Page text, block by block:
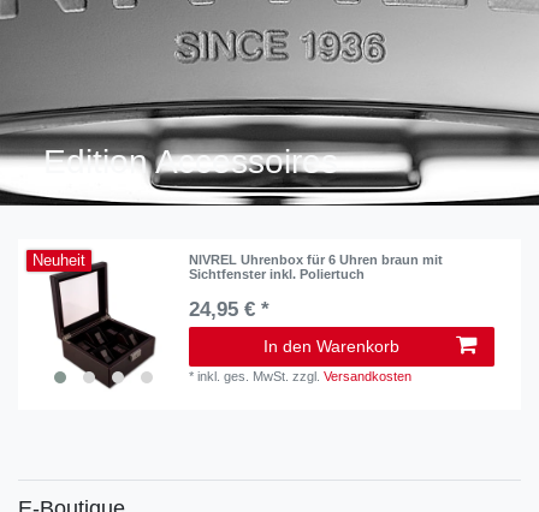
Edition Accessoires
Neuheit
NIVREL Uhrenbox für 6 Uhren braun mit
Sichtfenster inkl. Poliertuch
24,95 € *
In den Warenkorb
*inkl. ges. MwSt. zzgl.Versandkosten